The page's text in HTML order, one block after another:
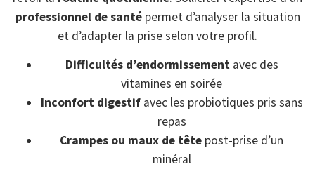
professionnel de santépermet d’analyser la situation
et d’adapter la prise selon votre profil.
Difficultés d’endormissementavec des
vitamines en soirée
Inconfort digestifavec les probiotiques pris sans
repas
Crampes ou maux de tête post-prise d’un
minéral